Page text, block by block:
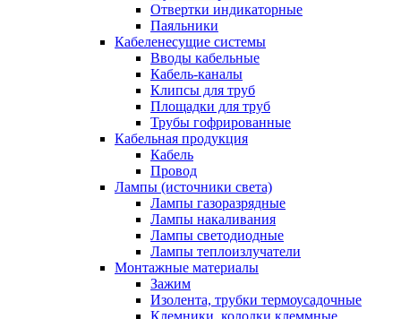
Отвертки индикаторные
Паяльники
Кабеленесущие системы
Вводы кабельные
Кабель-каналы
Клипсы для труб
Площадки для труб
Трубы гофрированные
Кабельная продукция
Кабель
Провод
Лампы (источники света)
Лампы газоразрядные
Лампы накаливания
Лампы светодиодные
Лампы теплоизлучатели
Монтажные материалы
Зажим
Изолента, трубки термоусадочные
Клемники, колодки клеммные